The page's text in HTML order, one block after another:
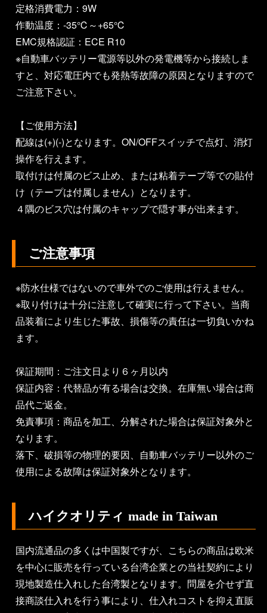
定格消費電力：9W
作動温度：-35℃～+65℃
EMC規格認証：ECE R10
※自動車バッテリー電源等以外の発電機等から接続しま
すと、対応電圧内でも発熱等故障の原因となりますので
ご注意下さい。
【ご使用方法】
配線は(+)(-)となります。ON/OFFスイッチで点灯、消灯
操作を行えます。
取付けは付属のビス止め、または粘着テープ等での貼付
け（テープは付属しません）となります。
４隅のビス穴は付属のキャップで隠す事が出来ます。
ご注意事項
※防水仕様ではないので車外でのご使用は行えません。
※取り付けは十分に注意して確実に行って下さい。当商
品装着により生じた事故、損傷等の責任は一切負いかね
ます。
保証期間：ご注文日より６ヶ月以内
保証内容：代替品が有る場合は交換。在庫無い場合は商
品代ご返金。
免責事項：商品を加工、分解された場合は保証対象外と
なります。
落下、破損等の物理的要因、自動車バッテリー以外のご
使用による故障は保証対象外となります。
ハイクオリティ made in Taiwan
国内流通品の多くは中国製ですが、こちらの商品は欧米
を中心に販売を行っている台湾企業との当社契約により
現地製造仕入れした台湾製となります。問屋を介せず直
接商談仕入れを行う事により、仕入れコストを抑え直販